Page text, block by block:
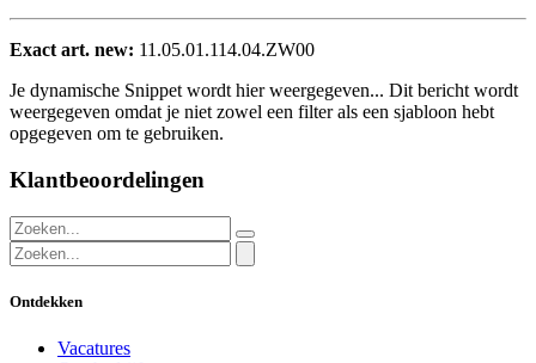
Exact art. new: 11.05.01.114.04.ZW00
Je dynamische Snippet wordt hier weergegeven... Dit bericht wordt
weergegeven omdat je niet zowel een filter als een sjabloon hebt
opgegeven om te gebruiken.
Klantbeoordelingen
Ontdekken
Vacatures